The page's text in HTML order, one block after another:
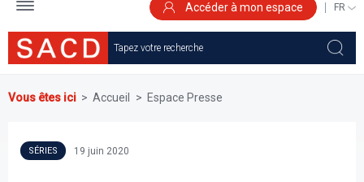
Accéder à mon espace
YOUR
Vous êtes ici Accueil Espace Presse
SÉRIES 19 juin 2020